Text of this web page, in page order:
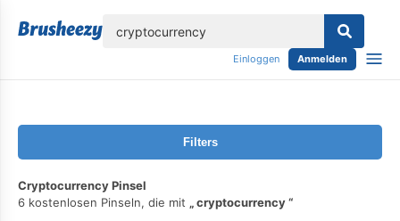
Einloggen Anmelden
Filters
Cryptocurrency Pinsel
6 kostenlosen Pinseln, die mit
cryptocurrency